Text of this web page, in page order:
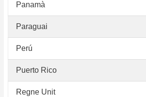
Panamà
Paraguai
Perú
Puerto Rico
Regne Unit